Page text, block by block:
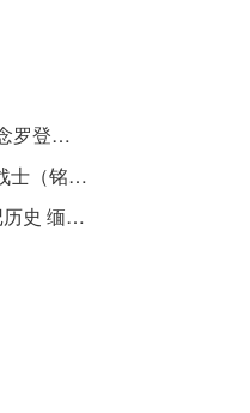
​ “始终要为无产阶级利益奋斗” ——纪念罗登贤同志诞辰120周年
李竹如：以笔为刃、以墨为枪的新闻战士（铭记历史 缅怀先烈·抗日英雄）
吴焜：威震日寇的新四军“虎将”（铭记历史 缅怀先烈·抗日英雄）